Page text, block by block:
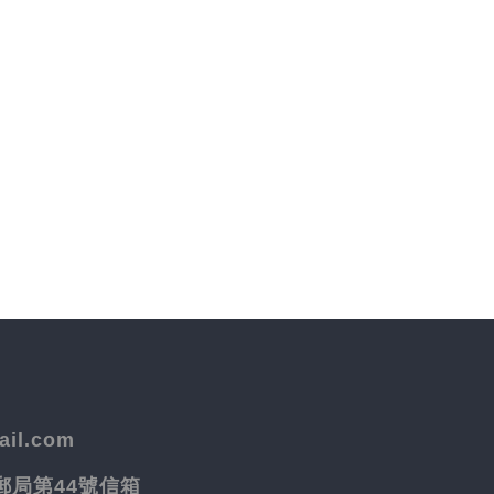
局第44號信箱